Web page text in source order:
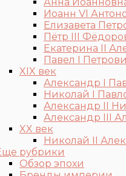
Иоанн VI
Елизавета
Пётр III
Екатерина II
Павел I
XIX век
Александр I
Николай I
Александр II
Александр III
XX век
Николай II
рубрики
Обзор эпохи